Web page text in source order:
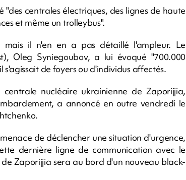
centrales électriques, des lignes de haute
et même un trolleybus".
mais il n'en en a pas détaillé l'ampleur. Le
Oleg Syniegoubov, a lui évoqué "700.000
s'agissait de foyers ou d'individus affectés.
nucléaire ukrainienne de Zaporijjia,
a annoncé en outre vendredi le
de déclencher une situation d'urgence,
dernière ligne de communication avec le
Zaporijjia sera au bord d'un nouveau black-